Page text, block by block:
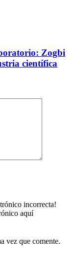
Zogbi
científica
incorrecta!
aquí
vez que comente.